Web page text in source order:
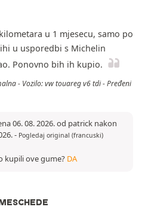
u 1 mjesecu, samo po
u usporedbi s Michelin
Ponovno bih ih kupio.
- Vozilo: vw touareg v6 tdi - Pređeni
06. 08. 2026. od patrick nakon
- Pogledaj original (francuski)
kupili ove gume? DA